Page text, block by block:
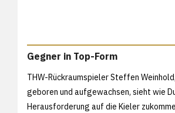
Gegner in Top-Form
THW-Rückraumspieler Steffen
geboren und aufgewachsen, sieht wie
Herausforderung auf die Kieler